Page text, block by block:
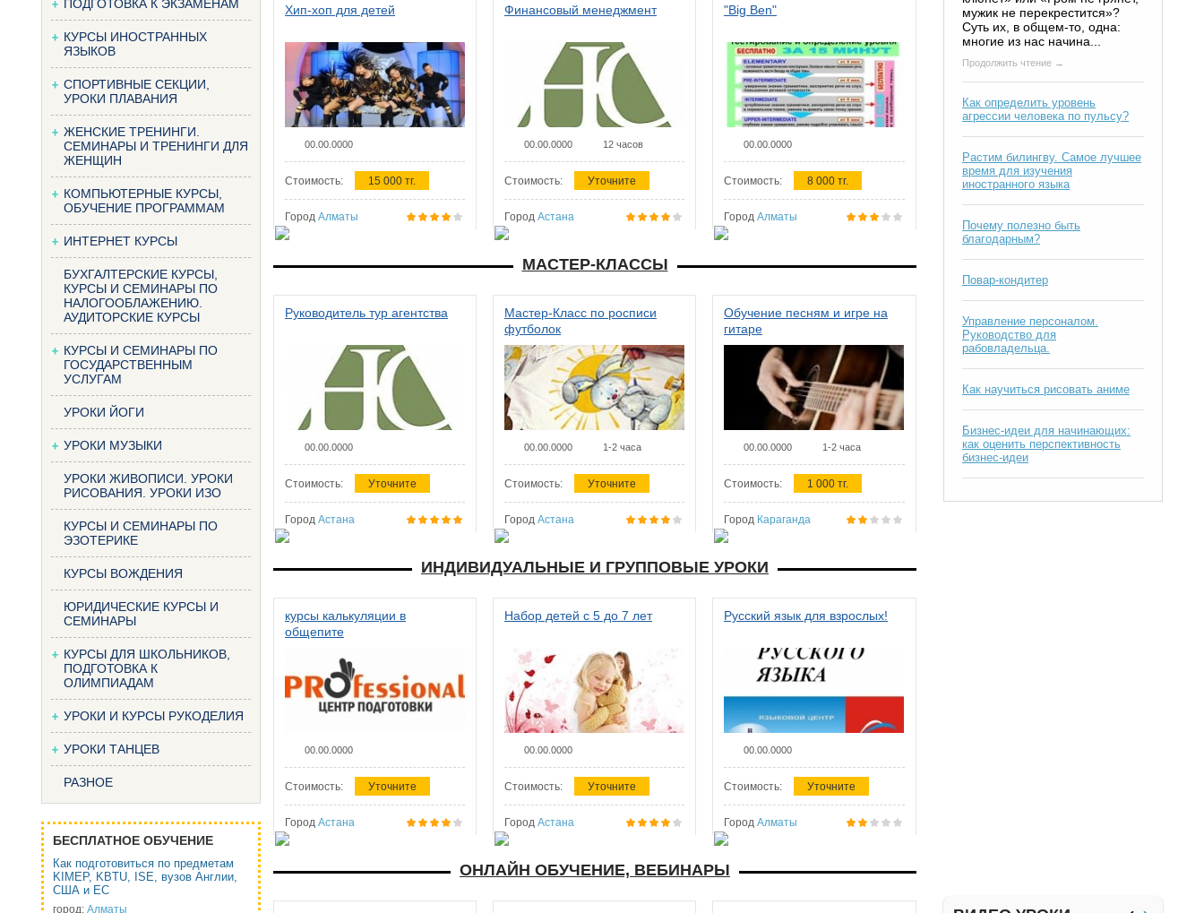
ПОДГОТОВКА К ЭКЗАМЕНАМ
КУРСЫ ИНОСТРАННЫХ
ЯЗЫКОВ
СПОРТИВНЫЕ СЕКЦИИ,
УРОКИ ПЛАВАНИЯ
ЖЕНСКИЕ ТРЕНИНГИ.
СЕМИНАРЫ И ТРЕНИНГИ ДЛЯ
ЖЕНЩИН
КОМПЬЮТЕРНЫЕ КУРСЫ,
ОБУЧЕНИЕ ПРОГРАММАМ
ИНТЕРНЕТ КУРСЫ
БУХГАЛТЕРСКИЕ КУРСЫ,
КУРСЫ И СЕМИНАРЫ ПО
НАЛОГООБЛАЖЕНИЮ.
АУДИТОРСКИЕ КУРСЫ
КУРСЫ И СЕМИНАРЫ ПО
ГОСУДАРСТВЕННЫМ
УСЛУГАМ
УРОКИ ЙОГИ
УРОКИ МУЗЫКИ
УРОКИ ЖИВОПИСИ. УРОКИ
РИСОВАНИЯ. УРОКИ ИЗО
КУРСЫ И СЕМИНАРЫ ПО
ЭЗОТЕРИКЕ
КУРСЫ ВОЖДЕНИЯ
ЮРИДИЧЕСКИЕ КУРСЫ И
СЕМИНАРЫ
КУРСЫ ДЛЯ ШКОЛЬНИКОВ,
ПОДГОТОВКА К
ОЛИМПИАДАМ
УРОКИ И КУРСЫ РУКОДЕЛИЯ
УРОКИ ТАНЦЕВ
РАЗНОЕ
БЕСПЛАТНОЕ ОБУЧЕНИЕ
Как подготовиться по предметам
KIMEP, KBTU, ISE, вузов Англии,
США и ЕС
город: Алматы
Хип-хоп для детей
00.00.0000
Стоимость: 15 000 тг.
Город Алматы
Финансовый менеджмент
00.00.0000 12 часов
Стоимость: Уточните
Город Астана
"Big Ben"
00.00.0000
Стоимость: 8 000 тг.
Город Алматы
МАСТЕР-КЛАССЫ
Руководитель тур агентства
00.00.0000
Стоимость: Уточните
Город Астана
Мастер-Класс по росписи
футболок
00.00.0000 1-2 часа
Стоимость: Уточните
Город Астана
Обучение песням и игре на
гитаре
00.00.0000 1-2 часа
Стоимость: 1 000 тг.
Город Караганда
ИНДИВИДУАЛЬНЫЕ И ГРУППОВЫЕ УРОКИ
курсы калькуляции в
общепите
00.00.0000
Стоимость: Уточните
Город Астана
Набор детей с 5 до 7 лет
00.00.0000
Стоимость: Уточните
Город Астана
Русский язык для взрослых!
00.00.0000
Стоимость: Уточните
Город Алматы
ОНЛАЙН ОБУЧЕНИЕ, ВЕБИНАРЫ
мужик не перекрестится»?
Суть их, в общем-то, одна:
многие из нас начина...
Продолжить чтение →
Как определить уровень
агрессии человека по пульсу?
Растим билингву. Самое лучшее
время для изучения
иностранного языка
Почему полезно быть
благодарным?
Повар-кондитер
Управление персоналом.
Руководство для
рабовладельца.
Как научиться рисовать аниме
Бизнес-идеи для начинающих:
как оценить перспективность
бизнес-идеи